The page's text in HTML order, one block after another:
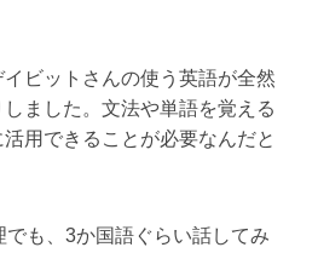
ビットさんの使う英語が全然
ました。文法や単語を覚える
用できることが必要なんだと
も、3か国語ぐらい話してみ